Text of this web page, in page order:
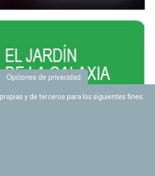
Opciones de privacidad
y de terceros para los siguientes fines: